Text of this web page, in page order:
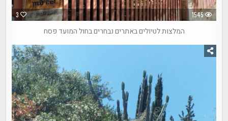
3 1545
המלצות לטיולים באתרים נבחרים בחול המועד פסח